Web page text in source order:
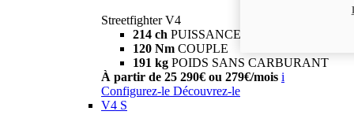
Streetfighter V4
214 ch PUISSANCE
120 Nm COUPLE
191 kg POIDS SANS CARBURANT
À partir de 25 290€ ou 279€/mois i
Configurez-le Découvrez-le
V4 S